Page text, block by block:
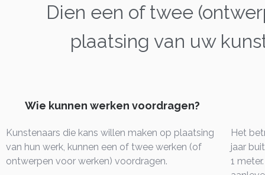
Dien een of twee
plaatsing van uw
Wie kunnen werken voordragen?
Kunstenaars die kans willen maken op plaatsing
van hun werk, kunnen een of twee werken (of
ontwerpen voor werken) voordragen.
Het
jaar
1